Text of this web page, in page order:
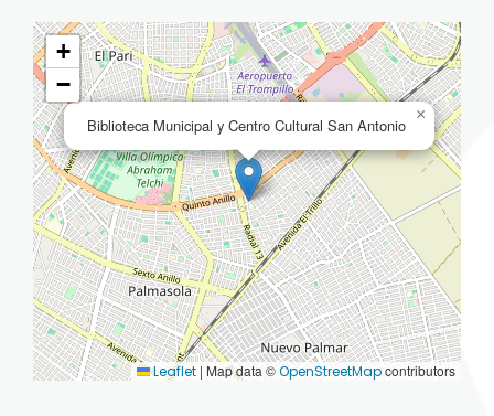
Biblioteca Municipal y Centro Cultural San Antonio
×
+
−
Leaflet | Map data ©OpenStreetMapcontributors